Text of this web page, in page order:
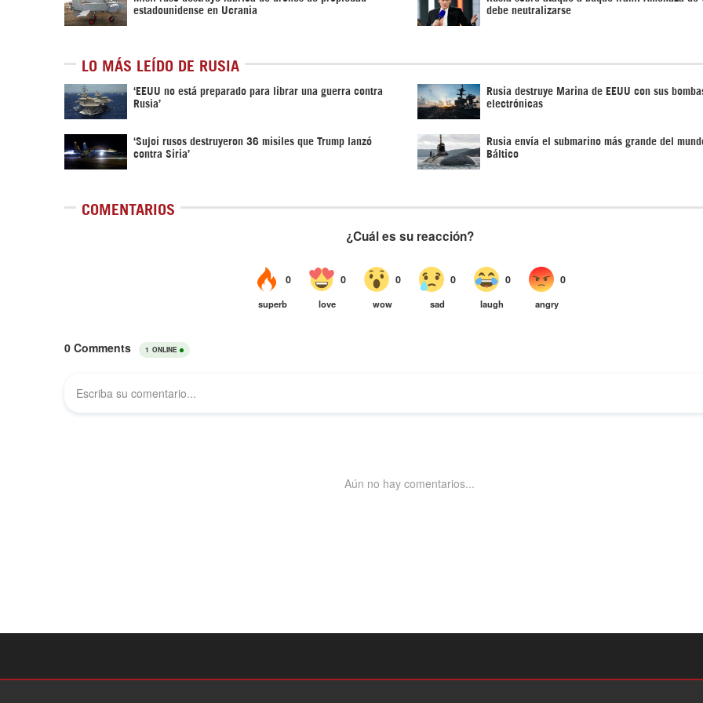
estadounidense en Ucrania debe neutralizarse
LO MÁS LEÍDO DE RUSIA
‘EEUU no está preparado para librar una guerra contra
Rusia’
Rusia destruye Marina de EEUU con sus
electrónicas
‘Sujoi rusos destruyeron 36 misiles que Trump lanzó
contra Siria’
Rusia envía el submarino más grande del
Báltico
COMENTARIOS